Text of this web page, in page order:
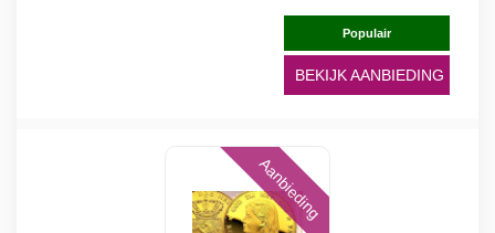
Populair
BEKIJK AANBIEDING
Aanbieding